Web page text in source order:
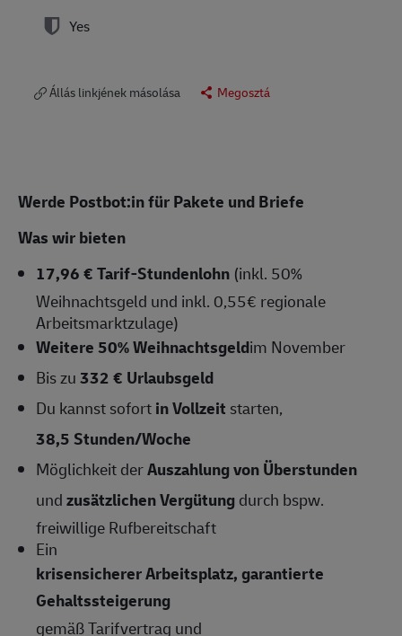
Yes
Állás linkjének másolása Megosztá
Werde Postbot:in für Pakete und Briefe
Was wir bieten
17,96 € Tarif-Stundenlohn (inkl. 50%
Weihnachtsgeld und inkl. 0,55€ regionale
Arbeitsmarktzulage)
Weitere 50% Weihnachtsgeldim November
Bis zu332 € Urlaubsgeld
Du kannst sofortin Vollzeit starten,
38,5 Stunden/Woche
Möglichkeit derAuszahlung von Überstunden
undzusätzlichen Vergütungdurch bspw.
freiwillige Rufbereitschaft
Ein
krisensicherer Arbeitsplatz, garantierte
Gehaltssteigerung
gemäß Tarifvertrag und